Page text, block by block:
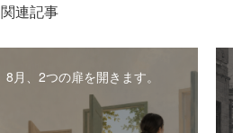
関連記事
8月、2つの扉を開きます。